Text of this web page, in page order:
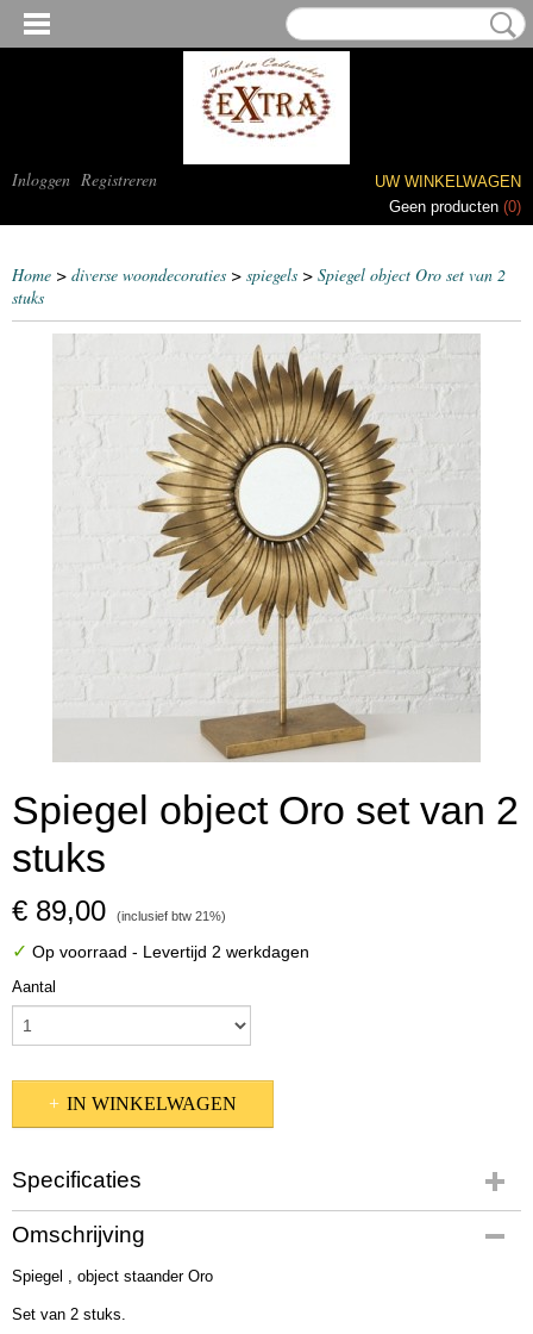
Inloggen Registreren
UW WINKELWAGEN
Geen producten (0)
Home > diverse woondecoraties > spiegels > Spiegel object Oro set van 2
stuks
Spiegel object Oro set van 2
stuks
€ 89,00 (inclusief btw 21%)
✓ Op voorraad - Levertijd 2 werkdagen
Aantal
IN WINKELWAGEN
Specificaties
Productcode
2006338
EAN code
Omschrijving
Spiegel , object staander Oro
Set van 2 stuks.